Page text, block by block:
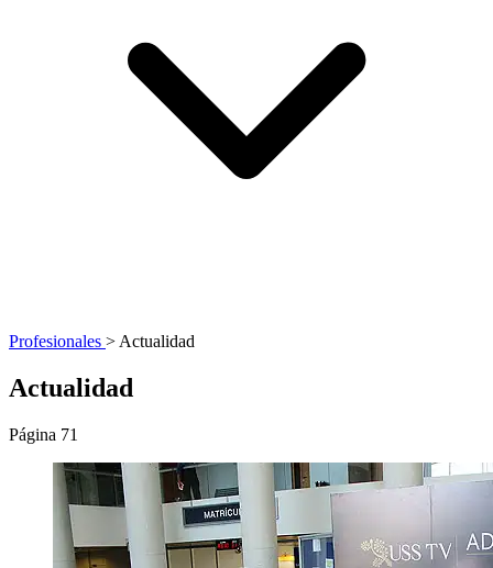
Profesionales > Actualidad
Actualidad
Página 71